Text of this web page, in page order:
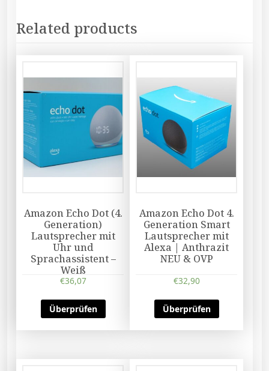
Related products
Amazon Echo Dot (4.
Generation)
Lautsprecher mit
Uhr und
Sprachassistent –
Weiß
€36,07
Überprüfen
Amazon Echo Dot 4.
Generation Smart
Lautsprecher mit
Alexa | Anthrazit
NEU & OVP
€32,90
Überprüfen